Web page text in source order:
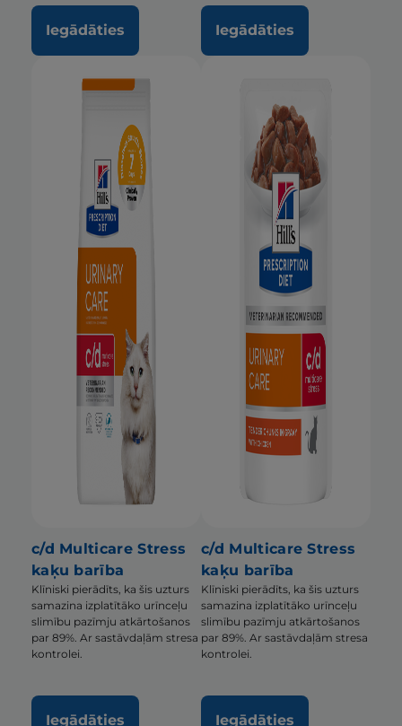
Iegādāties Iegādāties
c/d Multicare Stress
kaķu barība
Klīniski pierādīts, ka šis uzturs
samazina izplatītāko urīnceļu
slimību pazīmju atkārtošanos
par 89%. Ar sastāvdaļām stresa
kontrolei.
Iegādāties
c/d Multicare Stress
kaķu barība
Klīniski pierādīts, ka šis uzturs
samazina izplatītāko urīnceļu
slimību pazīmju atkārtošanos
par 89%. Ar sastāvdaļām stresa
kontrolei.
Iegādāties